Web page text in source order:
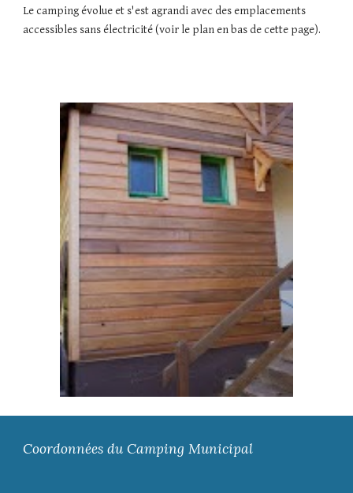
Le camping évolue et s'est agrandi avec des emplacements
accessibles sans électricité (voir le plan en bas de cette page).
Coordonnées du Camping Municipal